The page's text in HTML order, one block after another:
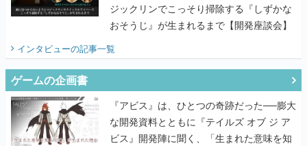
ジックリンでこっそり掃除する『しずかな
おそうじ』が生まれるまで【開発座談会】
インタビューの記事一覧
ゲームの企画書
『アビス』は、ひとつの奇跡だった──膨大
な開発資料とともに『テイルズ オブ ジ ア
ビス』開発陣に聞く、「生まれた意味を知